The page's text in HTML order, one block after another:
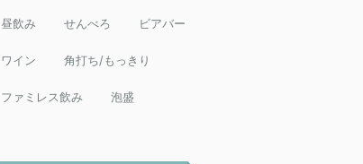
昼飲み せんべろ ビアバー
ワイン 角打ち/もっきり
ファミレス飲み 泡盛